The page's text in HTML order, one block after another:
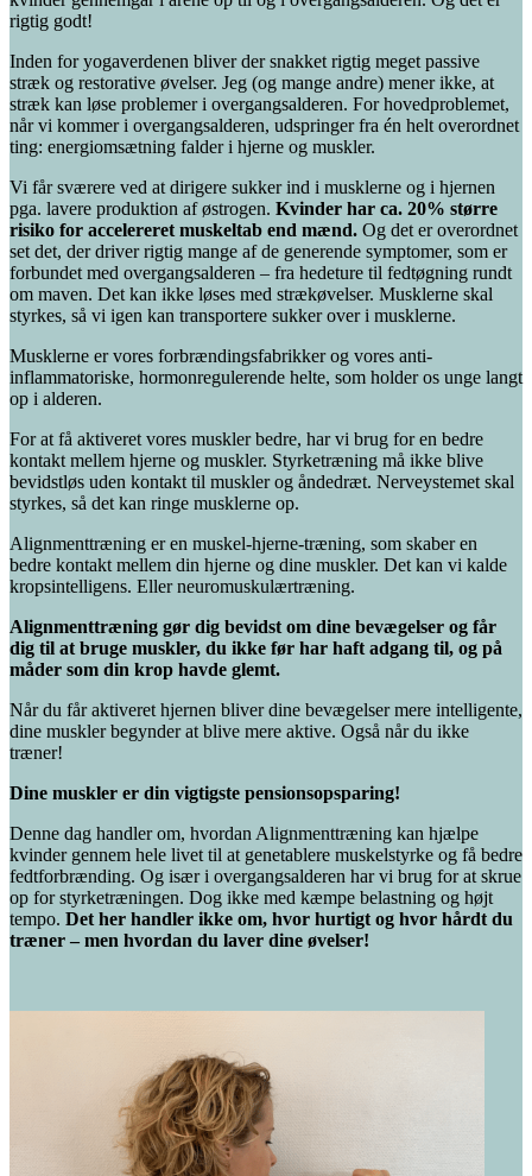
rigtig godt!
Inden for yogaverdenen bliver der snakket rigtig meget passive
stræk og restorative øvelser. Jeg (og mange andre) mener ikke, at
stræk kan løse problemer i overgangsalderen. For hovedproblemet,
når vi kommer i overgangsalderen, udspringer fra én helt overordnet
ting: energiomsætning falder i hjerne og muskler.
Vi får sværere ved at dirigere sukker ind i musklerne og i hjernen
pga. lavere produktion af østrogen. Kvinder har ca. 20% større
risiko for accelereret muskeltab end mænd. Og det er overordnet
set det, der driver rigtig mange af de generende symptomer, som er
forbundet med overgangsalderen – fra hedeture til fedtøgning rundt
om maven. Det kan ikke løses med strækøvelser. Musklerne skal
styrkes, så vi igen kan transportere sukker over i musklerne.
Musklerne er vores forbrændingsfabrikker og vores anti-
inflammatoriske, hormonregulerende helte, som holder os unge langt
op i alderen.
For at få aktiveret vores muskler bedre, har vi brug for en bedre
kontakt mellem hjerne og muskler. Styrketræning må ikke blive
bevidstløs uden kontakt til muskler og åndedræt. Nerveystemet skal
styrkes, så det kan ringe musklerne op.
Alignmenttræning er en muskel-hjerne-træning, som skaber en
bedre kontakt mellem din hjerne og dine muskler. Det kan vi kalde
kropsintelligens. Eller neuromuskulærtræning.
Alignmenttræning gør dig bevidst om dine bevægelser og får
dig til at bruge muskler, du ikke før har haft adgang til, og på
måder som din krop havde glemt.
Når du får aktiveret hjernen bliver dine bevægelser mere intelligente,
dine muskler begynder at blive mere aktive. Også når du ikke
træner!
Dine muskler er din vigtigste pensionsopsparing!
Denne dag handler om, hvordan Alignmenttræning kan hjælpe
kvinder gennem hele livet til at genetablere muskelstyrke og få bedre
fedtforbrænding. Og især i overgangsalderen har vi brug for at skrue
op for styrketræningen. Dog ikke med kæmpe belastning og højt
tempo. Det her handler ikke om, hvor hurtigt og hvor hårdt du
træner – men hvordan du laver dine øvelser!